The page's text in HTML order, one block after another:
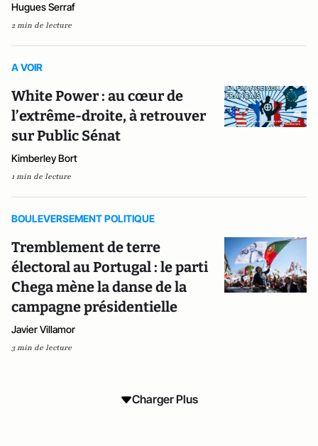
Hugues Serraf
2 min de lecture
A VOIR
White Power : au cœur de
l’extrême-droite, à retrouver
sur Public Sénat
Kimberley Bort
1 min de lecture
BOULEVERSEMENT POLITIQUE
Tremblement de terre
électoral au Portugal : le parti
Chega mène la danse de la
campagne présidentielle
Javier Villamor
3 min de lecture
Charger Plus